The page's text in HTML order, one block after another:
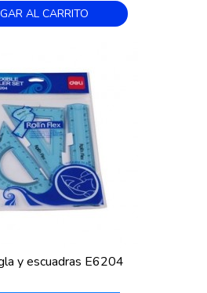
AL CARRITO
y escuadras E6204